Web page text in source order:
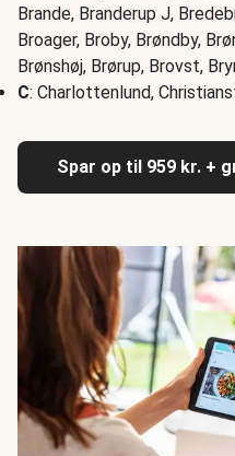
Brande, Branderup J,
Broager, Broby, Brøndby,
Brønshøj, Brørup, Brovst,
C: Charlottenlund,
Spar op til 959 kr. +